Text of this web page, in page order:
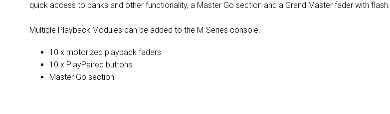
quick access to banks and other functionality, a Master Go section and a Grand Master fader with flash.
Multiple Playback Modules can be added to the M-Series console.
10 x motorized playback faders
10 x PlayPaired buttons
Master Go section